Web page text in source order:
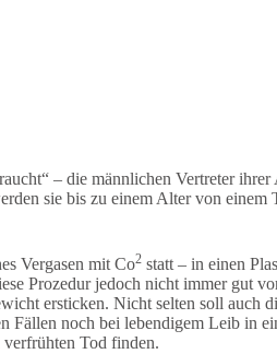
– die männlichen Vertreter
sie bis zu einem Alter von einem
Vergasen mit Co2 statt – in einen
Prozedur jedoch nicht immer gut
ersticken. Nicht selten soll auch
Fällen noch bei lebendigem Leib in
Tod finden.